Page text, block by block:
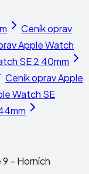
Ceník oprav
Apple Watch
SE 2 40mm
Ceník opravApple
Watch SE
– Horních